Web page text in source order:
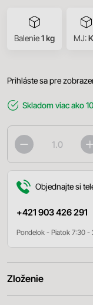
Balenie1 kg MJ:
Prihláste sa pre
Skladom viac ako
Objednajte si
+421 903 426 291
Pondelok - Piatok 7:30 -
Zloženie